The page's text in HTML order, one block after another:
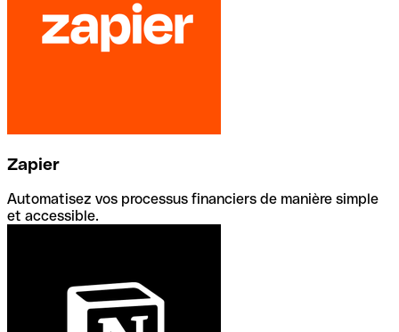
Zapier
Automatisez vos processus financiers de manière simple
et accessible.